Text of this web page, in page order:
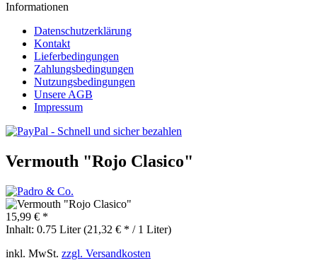
Informationen
Datenschutzerklärung
Kontakt
Lieferbedingungen
Zahlungsbedingungen
Nutzungsbedingungen
Unsere AGB
Impressum
Vermouth "Rojo Clasico"
15,99 € *
Inhalt: 0.75 Liter (21,32 € * / 1 Liter)
inkl. MwSt. zzgl. Versandkosten